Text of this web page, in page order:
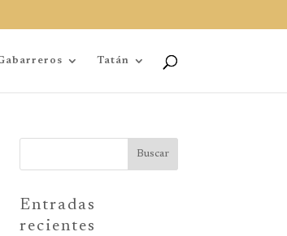
Tatán
Buscar
Entradas
recientes